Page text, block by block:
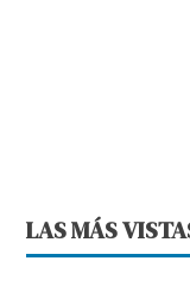
LAS MÁS